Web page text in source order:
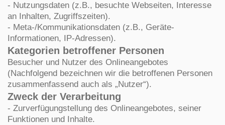
- Nutzungsdaten (z.B., besuchte Webseiten, Interesse
an Inhalten, Zugriffszeiten).
- Meta-/Kommunikationsdaten (z.B., Geräte-
Informationen, IP-Adressen).
Kategorien betroffener Personen
Besucher und Nutzer des Onlineangebotes
(Nachfolgend bezeichnen wir die betroffenen Personen
zusammenfassend auch als „Nutzer“).
Zweck der Verarbeitung
- Zurverfügungstellung des Onlineangebotes, seiner
Funktionen und Inhalte.